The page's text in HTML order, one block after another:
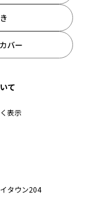
タウン204
バー
て
表示